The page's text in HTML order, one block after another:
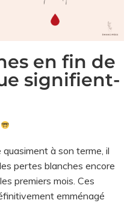
en fin de
signifient-
à son terme, il
pertes blanches encore
premiers mois. Ces
emménagé